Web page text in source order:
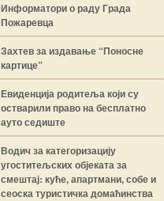
Информатори о раду Града
Пожаревца
Захтев за издавање “Поносне
картице”
Евиденција родитеља који су
остварили право на бесплатно
ауто седиште
Водич за категоризацију
угоститељских објеката за
смештај: куће, апартмани, собе и
сеоска туристичка домаћинства